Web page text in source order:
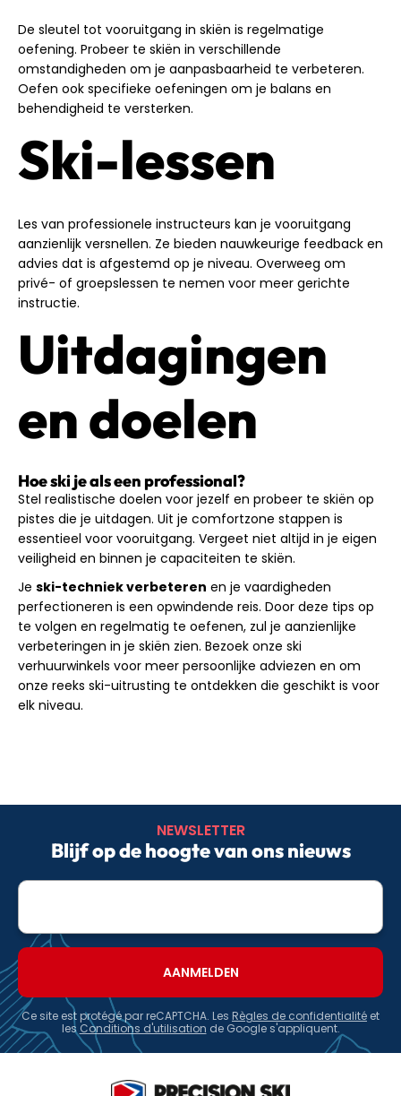
De sleutel tot vooruitgang in skiën is regelmatige
oefening. Probeer te skiën in verschillende
omstandigheden om je aanpasbaarheid te verbeteren.
Oefen ook specifieke oefeningen om je balans en
behendigheid te versterken.
Ski-lessen
Les van professionele instructeurs kan je vooruitgang
aanzienlijk versnellen. Ze bieden nauwkeurige feedback en
advies dat is afgestemd op je niveau. Overweeg om
privé- of groepslessen te nemen voor meer gerichte
instructie.
Uitdagingen
en doelen
Hoe ski je als een professional?
Stel realistische doelen voor jezelf en probeer te skiën op
pistes die je uitdagen. Uit je comfortzone stappen is
essentieel voor vooruitgang. Vergeet niet altijd in je eigen
veiligheid en binnen je capaciteiten te skiën.
Je ski-techniek verbeteren en je vaardigheden
perfectioneren is een opwindende reis. Door deze tips op
te volgen en regelmatig te oefenen, zul je aanzienlijke
verbeteringen in je skiën zien. Bezoek onze ski
verhuurwinkels voor meer persoonlijke adviezen en om
onze reeks ski-uitrusting te ontdekken die geschikt is voor
elk niveau.
NEWSLETTER
Blijf op de hoogte van ons nieuws
E-
Ce site est protégé par reCAPTCHA. Les Règles de confidentialité et
les Conditions d'utilisation de Google s'appliquent.